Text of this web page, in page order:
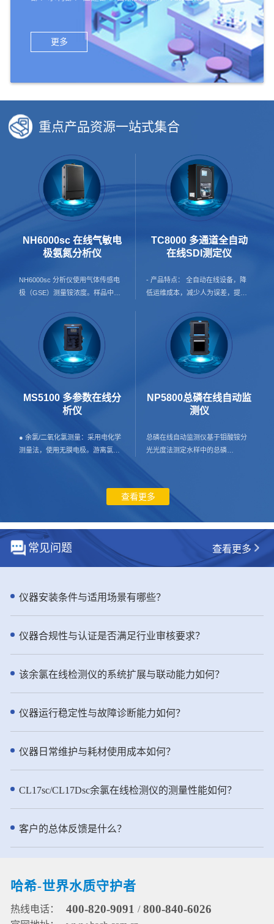
部、交通部、科技部、公检法、军队系统等；教育科研
机构机构，包括高校的环境类院系、给排水专业等，以
及环科院、中科院、农科院、林科院、水科院等科研机
构，还有中小学、幼儿园等教育机构。
更多
重点产品资源一站式集合
NH6000sc 在线气敏电
极氨氮分析仪
NH6000sc 分析仪使用气体传感电
极（GSE）测量铵浓度。样品中的
气通过电极的气体渗透膜并被检测
到。该方法支持广泛的测量范围，
并且比基于离子选择性电极（ISE）
的方法更不容易受到交叉敏感性的
影响。 - 应用行业： 地表水 饮用
过程 - 仪器特点： ● 体验出色的高
效和可靠性：NH6000sc 氨氮分析
尽显稳定可靠 通过 NH6000sc 在线
氨氮分析仪简化您的在线操作，该
线气敏电极法氨氮分析仪将为您提
供可靠的测量结果进而提高工艺效
率。 ● 通过可信赖的技术提升正常
NH6000sc 提供可靠的测量，具备
自动校准、验证和清洁功能。通过
线数据和实验室数据之间的一致
性。预测性诊断和支持性维护工作
坚固且轻便的集成过滤选项 集成
FX610 过滤系统和更坚固的 FX620
和流量检测功能。这些功能确保了
可靠的性能和减少的操作接触点。
行情况确保测量数据稳定可靠。 ●
半年一次维护，省时省力
维护频率减少到每年仅两次。该仪
器以效率为核心设计，流线型结构
标准清洁模式下，试剂的更换时间
可延长至半年一次。
TC8000 多通道全自动
在线SDI测定仪
- 产品特点： 全自动在线设备，降
低运维成本，减少人为误差，提升
膜使用寿命； 产品覆盖纯水及海水
两种配置方案，并支持按需增加增
压泵配置，灵活适配不同应用场景
与现场条件； 单台可覆盖1–4个监
测点，自动循环测试，降本增效；
色液晶屏显示，实现便利的人机交
互； - 应用行业： 膜法水处理，
化，工业。 - 产品介绍： SDI是反
渗透系统进水安全核心指标，直接
多通道全自动在线SDI测定仪，严格
遵循国际标准，全自动恒压测试、
自动计算、自动存储，杜绝人工误
差，数据真实可追溯。 实时监控胶
体与颗粒污染趋势，提前预警堵膜
洗、延长RO膜使用寿命，显著降低
运维成本与非计划停机。 工业级防
子等行业标配监测设备。 用数据保
障系统安全，用专业降低运行成本
测定仪，更稳、更准、更省钱。
MS5100 多参数在线分
析仪
● 余氯/二氧化氯测量：采用电化学
测量法，使用无膜电极。游离氯或
（OCl-）的总和。当pH小于4时，
位时，次氯酸分子在工作电极被还
原为氯离子，此时工作电极和对电
极间产生电流回路，在恒定条件
比。 ● 浊度测量：水样进入浊度腔
体，探测头发射一束光垂直射入水
样，当光线遇到水样中的悬浮颗粒
而产生散射，浸没在水中的光电检
测器检测到与入射光中心线成90°方
向的散射光，散射光强与水样的浊
度成正比，从而通过检测90°的散射
光强实现浊度测量。水样进入浊度
仪先要流经气泡捕集器的层层折流
板，进入浊度测量腔体然后从溢流
口溢出进入排水管道。该去泡系统
使水样中的气泡被吸附到折流系统
的各个表面，或者随着水缓慢流动
上升到水面并释放到大气中。 ● pH
测量：pH电极由两部分组成：指示
电极和参比电极。pH测量是通过测
量指示和参比电极之间的电位来实
现的。pH电极在接触溶液时，其玻
璃膜上会形成一随pH变化而变化的
电势，且该电势需另一个恒定的电
势来进行比较。参比电极就是用来
水样温度进行pH测量值补偿。 ●
行电子吸收或释放完成，参比电极
NP5800总磷在线自动监
测仪
总磷在线自动监测仪基于钼酸铵分
光光度法测定水样中的总磷
HJ/T 103-2003 《总磷水质自动分
析仪技术要求》，HJC-ZY97-2022
《水质总磷自动监测仪检测作业指
导书》，HJ 35X-2019 《水污染源
求，总磷在线监测仪测量数据与国
标方法GB 11893-89以及哈希总磷
果的准确性和可靠性。 - 应用行
业： 总磷在线监测仪用于污染源监
测（包括市政污水进口、排口；工
业污水排口）；工业过程用水监
测；地表水监测；养殖尾水监测，
近岸海域监测等多种场合。 - 仪器
特点： ● 创新技术：传承NT6800
总氮水质在线自动监测仪实用新型
专利，采用了两项实用新型专利技
术，进一步强化了其水质分析的准
确性和可靠性。①第一项专利是用
于水质分析的消解加热装置(专利申
请号：2021230394898)，它为消解
单元提供了高效且稳定的加热环
境。②第二项专利涉及用于水质分
析的消解管、相关的加热装置及组
件(专利申请号：2021230394949)
为消解单元提供可靠保障，确保了
阀的一体化流路设计，确保精准进
料易于配制。 ● 一键清洗：便捷的
查看更多
常见问题 查看更多
仪器安装条件与适用场景有哪些？
仪器合规性与认证是否满足行业审核要求？
该余氯在线检测仪的系统扩展与联动能力如何？
仪器运行稳定性与故障诊断能力如何？
仪器日常维护与耗材使用成本如何？
CL17sc/CL17Dsc余氯在线检测仪的测量性能如何？
客户的总体反馈是什么？
哈希-世界水质守护者
热线电话： 400-820-9091 / 800-840-6026